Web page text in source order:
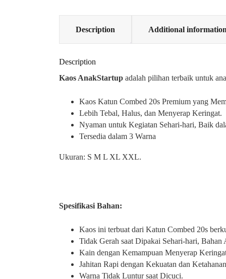
Description Additional information
Description
Kaos AnakStartup adalah pilihan terbaik untuk
Kaos Katun Combed 20s Premium yang
Lebih Tebal, Halus, dan Menyerap Keringat.
Nyaman untuk Kegiatan Sehari-hari, Baik
Tersedia dalam 3 Warna
Ukuran: S M L XL XXL.
Spesifikasi Bahan:
Kaos ini terbuat dari Katun Combed 20s
Tidak Gerah saat Dipakai Sehari-hari, Bahan
Kain dengan Kemampuan Menyerap
Jahitan Rapi dengan Kekuatan dan
Warna Tidak Luntur saat Dicuci.